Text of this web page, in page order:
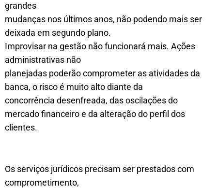
grandes
mudanças nos últimos anos, não podendo mais ser
deixada em segundo plano.
Improvisar na gestão não funcionará mais. Ações
administrativas não
planejadas poderão comprometer as atividades da
banca, o risco é muito alto diante da
concorrência desenfreada, das oscilações do
mercado financeiro e da alteração do perfil dos
clientes.
Os serviços jurídicos precisam ser prestados com
comprometimento,